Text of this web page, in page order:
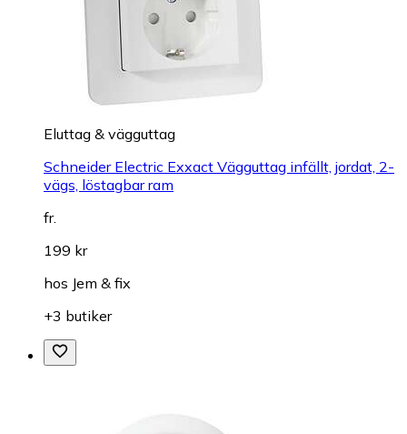
Eluttag & vägguttag
Schneider Electric Exxact Vägguttag infällt, jordat, 2-
vägs, löstagbar ram
fr.
199 kr
hos Jem & fix
+3 butiker